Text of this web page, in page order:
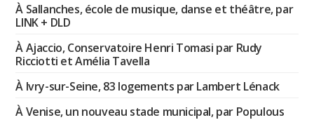
À Sallanches, école de musique, danse et théâtre, par
LINK + DLD
À Ajaccio, Conservatoire Henri Tomasi par Rudy
Ricciotti et Amélia Tavella
À Ivry-sur-Seine, 83 logements par Lambert Lénack
À Venise, un nouveau stade municipal, par Populous